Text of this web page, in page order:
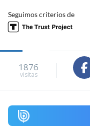
Seguimos criterios de
1876
visitas